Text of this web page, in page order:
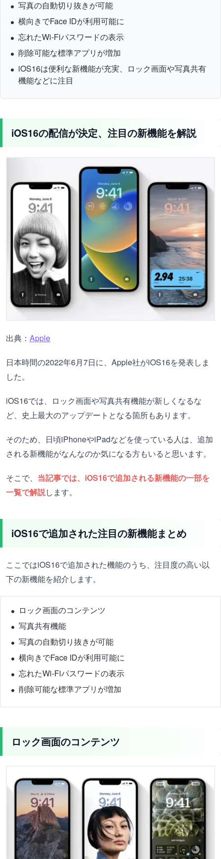
写真の自動切り抜きが可能
横向きでFace IDが利用可能に
忘れたWi-Fiパスワードの表示
削除可能な標準アプリが増加
iOS16は便利な新機能が充実、ロック画面や写真共有
機能などに注目
iOS16の配信が決定、注目の新機能を解説
出典： Apple
日本時間の2022年6月7日に、Apple社がiOS16を発表しま
した。
iOS16では、ロック画面や写真共有機能が新しくなるな
ど、史上最大のアップデートとなる箇所もあります。
そのため、日頃iPhoneやiPadなどを使っている人は、追加
される新機能がなんなのか気になる方もいると思います。
そこで、 当記事では、iOS16で追加される新機能の一部を
一覧で解説します。
iOS16で追加された注目の新機能まとめ
ここではiOS16で追加された機能のうち、注目度の高い以
下の新機能を紹介します。
ロック画面のコンテンツ
写真共有機能
写真の自動切り抜きが可能
横向きでFace IDが利用可能に
忘れたWi-Fiパスワードの表示
削除可能な標準アプリが増加
ロック画面のコンテンツ